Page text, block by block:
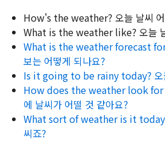
How's the weather? 오늘 날씨
What is the weather like? 오늘
What is the weather forecast
보는 어떻게 되나요?
Is it going to be rainy today? 오
How does the weather look
에 날씨가 어떨 것 같아요?
What sort of weather is it
씨죠?